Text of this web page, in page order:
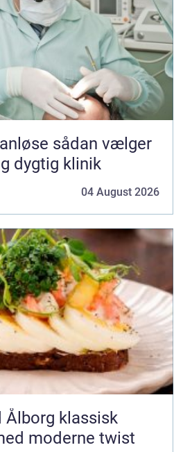
vælger
dygtig klinik
04 August 2026
klassisk
moderne twist